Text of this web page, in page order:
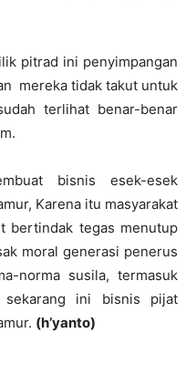
pitrad ini penyimpangan
mereka tidak takut untuk
terlihat benar-benar
bisnis esek-esek
Karena itu masyarakat
bertindak tegas menutup
moral generasi penerus
norma susila, termasuk
sekarang ini bisnis pijat
(h’yanto)